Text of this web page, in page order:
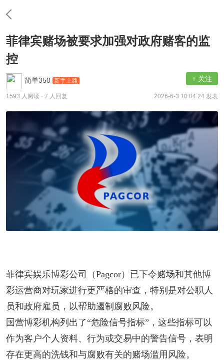
菲律宾赌场被要求加强对政府赌客的监
控
简单350 新手上路 + 关注
1593 人阅读 · 7 人回复 2026-6-3 10:04:24 发表
菲律宾娱乐博彩公司（Pagcor）已下令赌场和其他博
彩运营商对玩家进行更严格的审查，特别是对公职人
员和政府雇员，以帮助遏制腐败风险。
国营博彩机构列出了“危险信号指标”，这些指标可以
作为客户个人资料、行为或交易中的警告信号，表明
存在更高的洗钱和与腐败有关的赌场滥用风险。